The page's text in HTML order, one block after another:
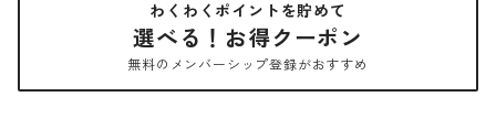
わくわくポイントを貯めて
選べる！お得クーポン
無料のメンバーシップ登録がおすすめ